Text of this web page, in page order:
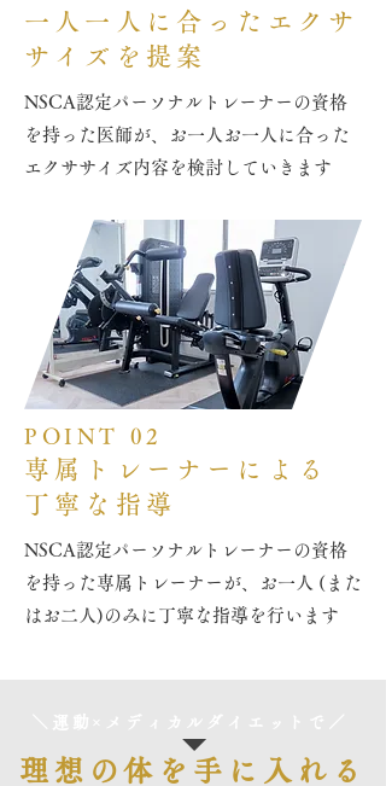
一人一人に合ったエクサ
サイズを提案
NSCA認定パーソナルトレーナーの資格
を持った医師が、お一人お一人に合った
エクササイズ内容を検討していきます
POINT 02
専属トレーナーによる
丁寧な指導
NSCA認定パーソナルトレーナーの資格
を持った専属トレーナーが、お一人 (また
はお二人)のみに丁寧な指導を行います
理想の体を手に入れる